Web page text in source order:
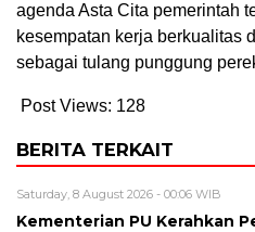
agenda Asta Cita pemerintah
kesempatan kerja berkualitas
sebagai tulang punggung
Post Views: 128
BERITA TERKAIT
Saturday, 8 August 2026 - 00:06 WIB
Kementerian PU Kerahkan